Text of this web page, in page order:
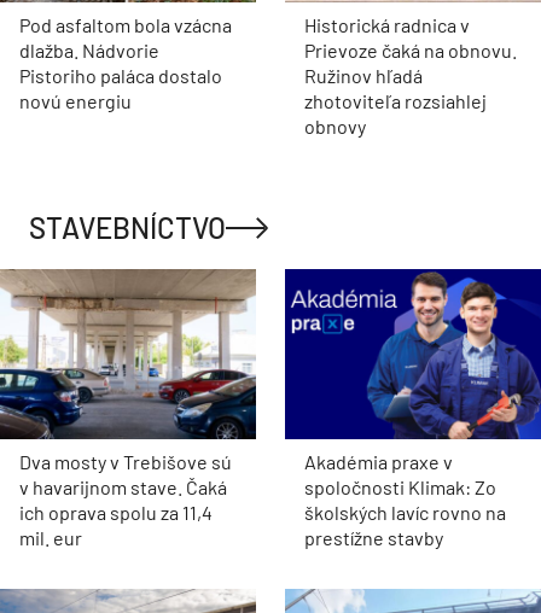
Pod asfaltom bola vzácna
dlažba. Nádvorie
Pistoriho paláca dostalo
novú energiu
Historická radnica v
Prievoze čaká na obnovu.
Ružinov hľadá
zhotoviteľa rozsiahlej
obnovy
STAVEBNÍCTVO
Dva mosty v Trebišove sú
v havarijnom stave. Čaká
ich oprava spolu za 11,4
mil. eur
Akadémia praxe v
spoločnosti Klimak: Zo
školských lavíc rovno na
prestížne stavby